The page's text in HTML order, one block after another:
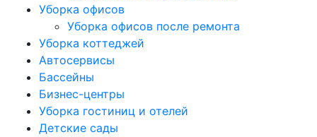
Уборка офисов
Уборка офисов после ремонта
Уборка коттеджей
Автосервисы
Бассейны
Бизнес-центры
Уборка гостиниц и отелей
Детские сады